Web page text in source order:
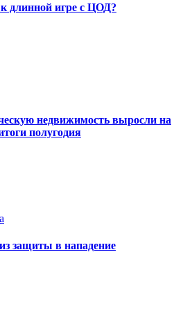
длинной игре с ЦОД?
недвижимость выросли на
полугодия
защиты в нападение